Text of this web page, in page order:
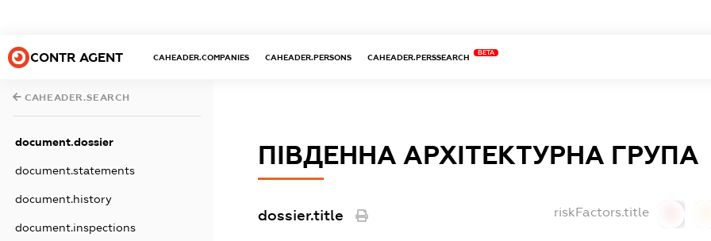
CONTR AGENT CAHEADER.COMPANIES CAHEADER.PERSONS CAHEADER.PERSSEARCH
BETA
CAHEADER.SEARCH
document.dossier
document.statements
document.history
document.inspections
ПІВДЕННА АРХІТЕКТУРНА ГРУПА
dossier.title riskFactors.title